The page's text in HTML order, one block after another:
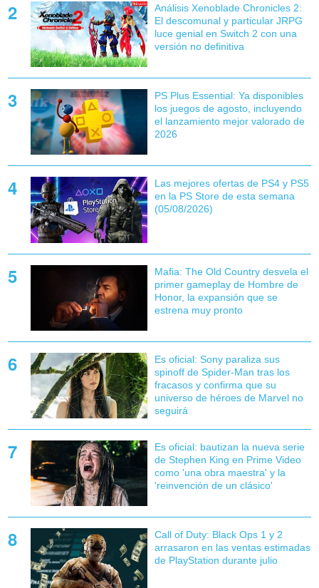
Análisis Xenoblade Chronicles 2:
El descomunal y particular JRPG
luce genial en Switch 2 con una
versión no definitiva
PS Plus Essential: Ya disponibles
los juegos de agosto, incluyendo
el lanzamiento mejor valorado de
2026
Las mejores ofertas de PS4 y PS5
en la PS Store de esta semana
(05/08/2026)
Mafia: The Old Country desvela el
primer gameplay de Hombre de
Honor, la expansión que se
estrena muy pronto
Es oficial: Sony paraliza sus
spinoff de Spider-Man tras los
fracasos y confirma que su
universo de héroes de Marvel no
seguirá
Es oficial: bautizan la nueva serie
de Stephen King en Prime Video
como 'una obra maestra' y la
'reinvención de un clásico'
Call of Duty: Black Ops 1 y 2
arrasaron en las ventas estimadas
de PlayStation durante julio